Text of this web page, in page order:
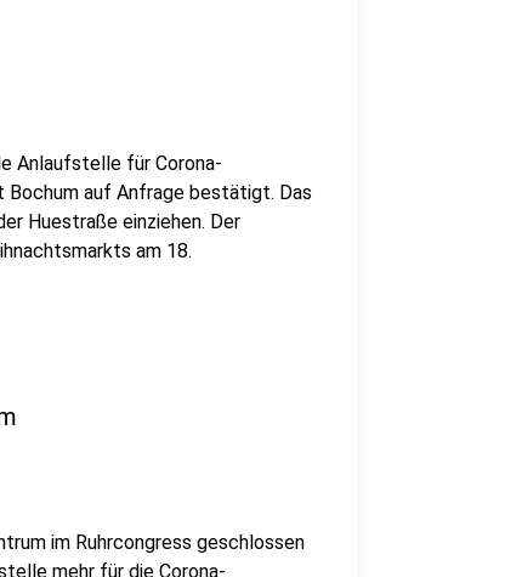
Anlaufstelle für Corona-
Bochum auf Anfrage bestätigt. Das
Huestraße einziehen. Der
am 18.
im Ruhrcongress geschlossen
mehr für die Corona-